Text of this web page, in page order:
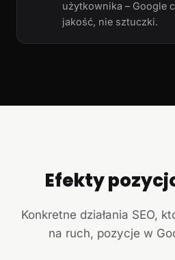
użytkownika – Google
jakość, nie sztuczki.
Efekty
Konkretne działania SEO,
na ruch, pozycje w